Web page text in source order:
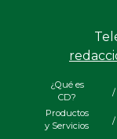
¿Qué es
CD?
/
Productos
y Servicios
/